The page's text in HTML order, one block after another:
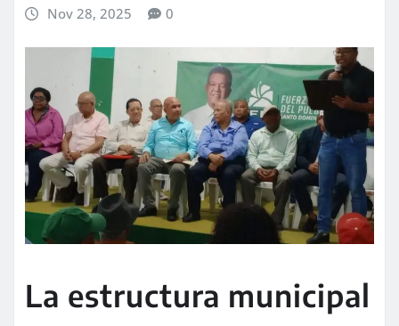
Nov 28, 2025
0
La estructura municipal